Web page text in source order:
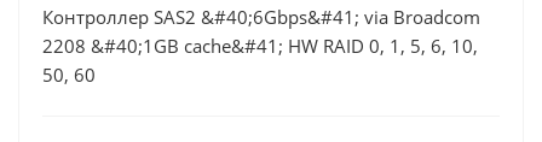
Контроллер SAS2 &#40;6Gbps&#41; via Broadcom
2208 &#40;1GB cache&#41; HW RAID 0, 1, 5, 6, 10,
50, 60